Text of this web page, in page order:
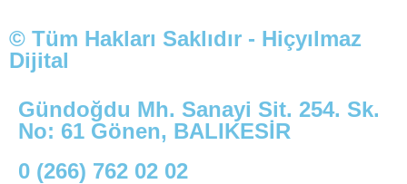
© Tüm Hakları Saklıdır - Hiçyılmaz
Dijital
Gündoğdu Mh. Sanayi Sit. 254. Sk.
No: 61 Gönen, BALIKESİR
0 (266) 762 02 02